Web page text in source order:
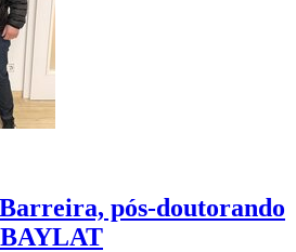
pós-doutorando